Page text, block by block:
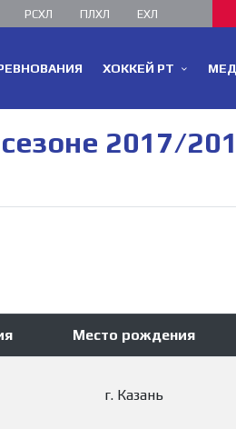
РСХЛ ПЛХЛ ЕХЛ
ХОККЕЙ РТ
2017/
Место рождения
г. Казань